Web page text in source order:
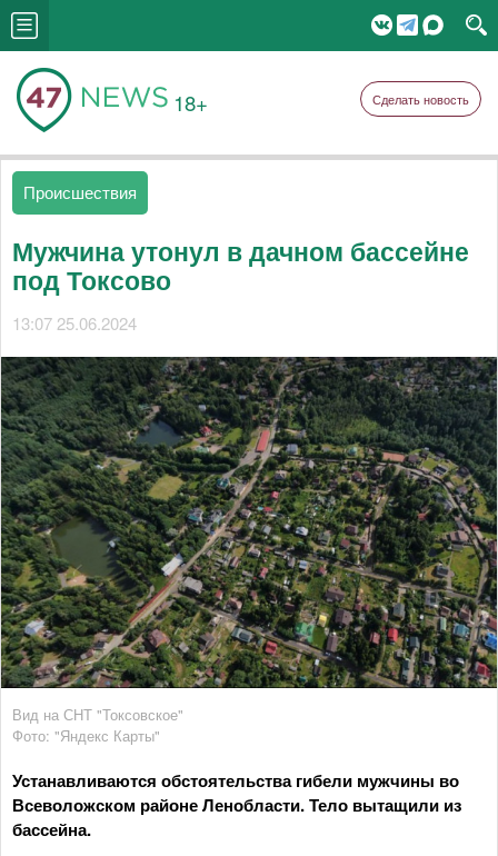
18+ Сделать новость
Происшествия
Мужчина утонул в дачном бассейне
под Токсово
13:07 25.06.2024
Вид на СНТ "Токсовское"
Фото: "Яндекс Карты"
Устанавливаются обстоятельства гибели мужчины во
Всеволожском районе Ленобласти. Тело вытащили из
бассейна.